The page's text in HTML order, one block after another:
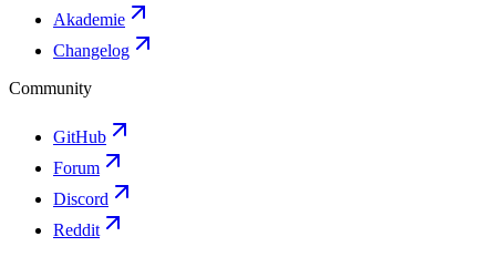
Akademie
Changelog
Community
GitHub
Forum
Discord
Reddit